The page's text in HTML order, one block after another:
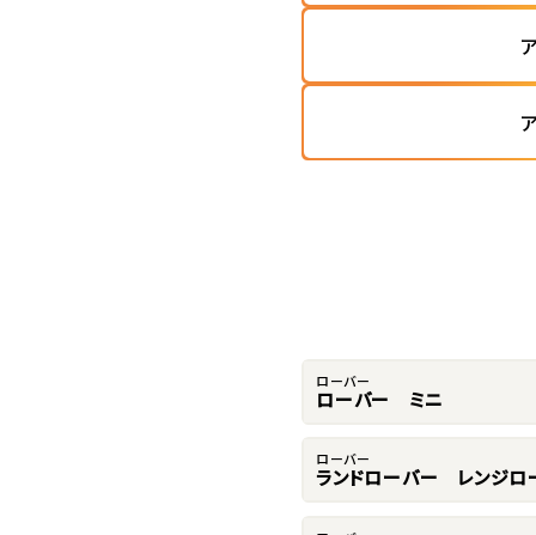
ローバー
ローバー ミニ
ローバー
ランドローバー レンジロ